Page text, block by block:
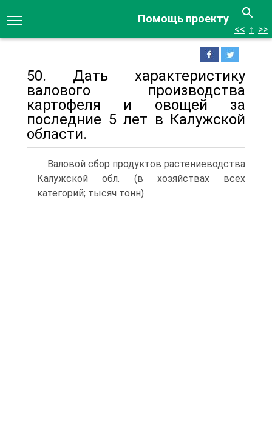
Помощь проекту
<< ↑ >>
50. Дать характеристику
валового производства
картофеля и овощей за
последние 5 лет в Калужской
области.
Валовой сбор продуктов растениеводства
Калужской обл. (в хозяйствах всех
категорий; тысяч тонн)